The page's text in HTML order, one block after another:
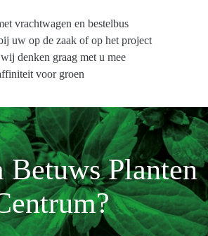
vrachtwagen en bestelbus
uw op de zaak of op het project
denken graag met u mee
voor groen
Betuws Planten